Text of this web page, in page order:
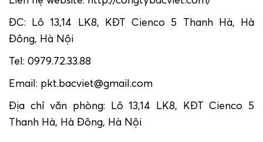
ĐC: Lô 13,14 LK8, KĐT Cienco 5 Thanh Hà, Hà
Đông, Hà Nội
Tel: 0979.72.33.88
Email: pkt.bacviet@gmail.com
Địa chỉ văn phòng: Lô 13,14 LK8, KĐT Cienco 5
Thanh Hà, Hà Đông, Hà Nội